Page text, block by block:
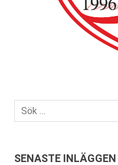
SENASTE INLÄGGEN